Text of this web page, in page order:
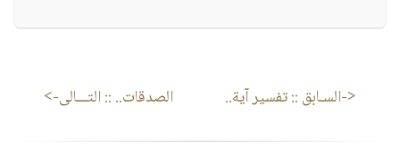
<-السـابق ::تفسير آية.. الصدقات.. :: التـــالى->